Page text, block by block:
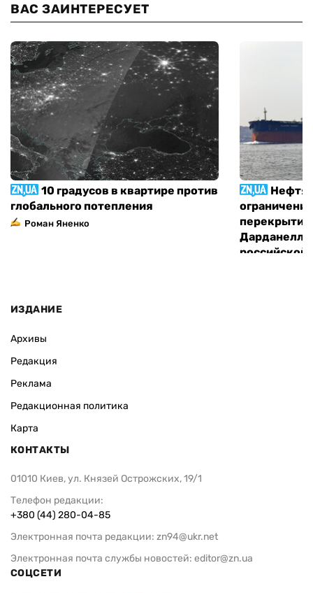
ВАС ЗАИНТЕРЕСУЕТ
10 градусов в квартире против
глобального потепления
Роман Яненко
Дарданелл
российской
ИЗДАНИЕ
Архивы
Редакция
Реклама
Редакционная политика
Карта
КОНТАКТЫ
01010 Киев, ул. Князей Острожских, 19/1
Телефон редакции:
+380 (44) 280-04-85
Электронная почта редакции: zn94@ukr.net
Электронная почта службы новостей: editor@zn.ua
СОЦСЕТИ